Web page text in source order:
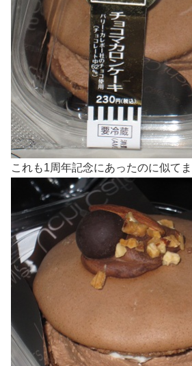
これも1周年記念にあったのに似て